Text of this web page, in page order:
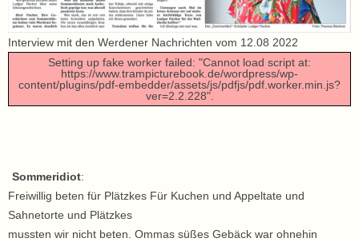
Interview mit den Werdener Nachrichten vom 12.08 2022
Setting up fake worker failed: "Cannot load script at:
https://www.trampicturebook.de/wordpress/wp-
content/plugins/pdf-embedder/assets/js/pdfjs/pdf.worker.min.js?
ver=2.2.228".
Sommeridiot:
Freiwillig beten für Plätzkes Für Kuchen und Appeltate und
Sahnetorte und Plätzkes
mussten wir nicht beten. Ommas süßes Gebäck war ohnehin